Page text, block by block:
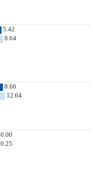
5.42
8.64
8.66
12.64
0.00
0.25